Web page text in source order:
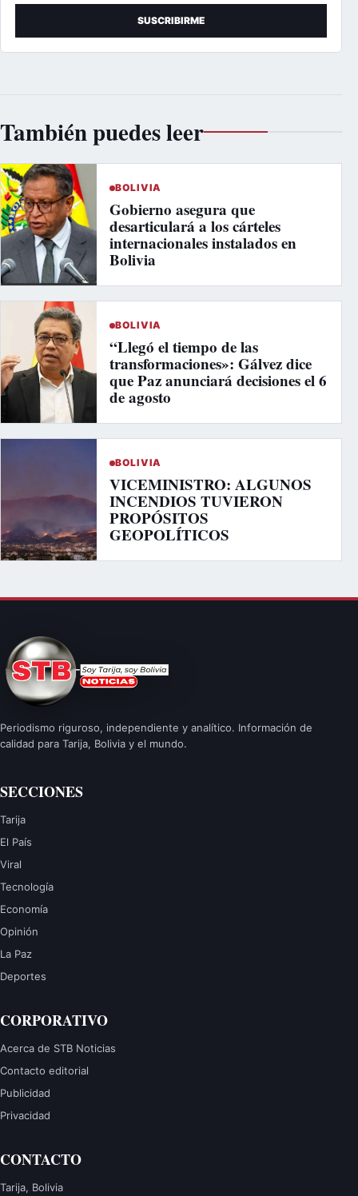
SUSCRIBIRME
También puedes leer
BOLIVIA
Gobierno asegura que
desarticulará a los cárteles
internacionales instalados en
Bolivia
BOLIVIA
“Llegó el tiempo de las
transformaciones»: Gálvez dice
que Paz anunciará decisiones el 6
de agosto
BOLIVIA
VICEMINISTRO: ALGUNOS
INCENDIOS TUVIERON
PROPÓSITOS
GEOPOLÍTICOS
Periodismo riguroso, independiente y analítico. Información de
calidad para Tarija, Bolivia y el mundo.
SECCIONES
Tarija
El País
Viral
Tecnología
Economía
Opinión
La Paz
Deportes
CORPORATIVO
Acerca de STB Noticias
Contacto editorial
Publicidad
Privacidad
CONTACTO
Tarija, Bolivia